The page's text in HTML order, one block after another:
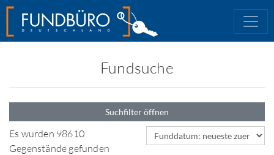
Fundsuche
Suchfilter öffnen
Es wurden 98610
Gegenstände gefunden
Sortierfeld